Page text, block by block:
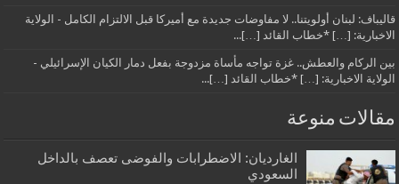
قاليباف: لبنان أولويتنا.. لا مفاوضات جديدة مع أميركا قبل الالتزام الكامل - الولاية
الاخبارية: […] *خطاب القائد […]...
بين الركام والعطش.. غزة تواجه مأساة مزدوجة بفعل دمار الكيان الإسرائيلي -
الولاية الاخبارية: […] *خطاب القائد […]...
مقالات منوعة
الغارديان: الاضطرابات والفوضى تعصف بالداخل
السعودي